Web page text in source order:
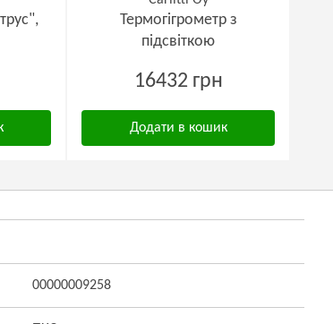
Термогігрометр з
підсвіткою
16432 грн
Додати в кошик
00000009258